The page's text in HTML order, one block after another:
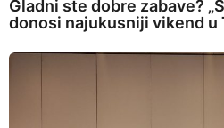
Gladni ste dobre zabave?
donosi najukusniji vikend u